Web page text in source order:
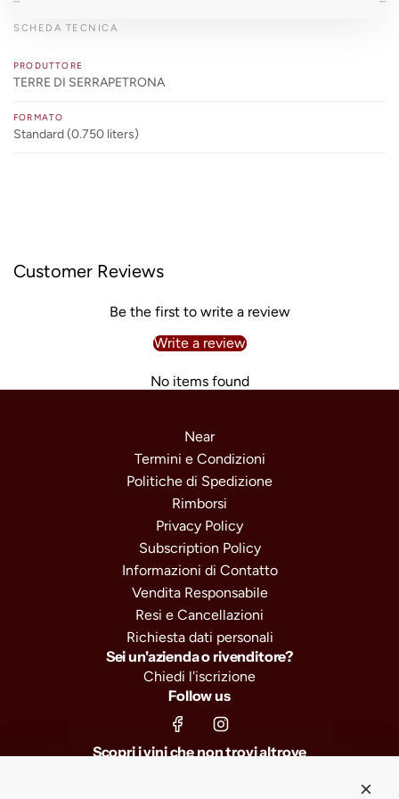
SCHEDA TECNICA
PRODUTTORE
TERRE DI SERRAPETRONA
FORMATO
Standard (0.750 liters)
Customer Reviews
Be the first to write a review
Write a review
No items found
Near
Termini e Condizioni
Politiche di Spedizione
Rimborsi
Privacy Policy
Subscription Policy
Informazioni di Contatto
Vendita Responsabile
Resi e Cancellazioni
Richiesta dati personali
Sei un'azienda o rivenditore?
Chiedi l'iscrizione
Follow us
Scopri i vini che non trovi altrove